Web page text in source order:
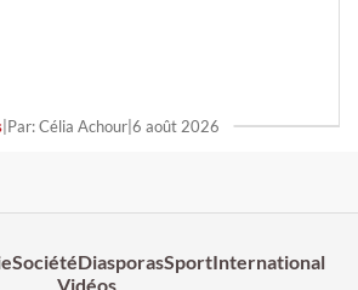
| Par: Célia Achour| 6 août 2026
SociétéDiasporasSportInternational
Vidéos